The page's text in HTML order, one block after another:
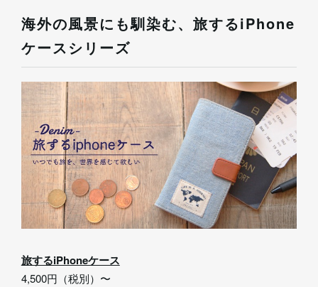
海外の風景にも馴染む、旅するiPhone
ケースシリーズ
旅するiPhoneケース
4,500円（税別）〜